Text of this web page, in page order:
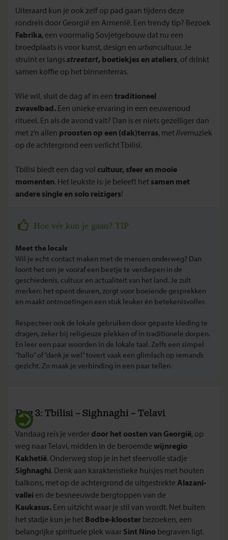
Uiteraard kun je ook zelf op pad gaan tijdens deze
rondreis door Georgië en Armenië. Een trendy tip? Bezoek
Fabrika, een voormalig Sovjetgebouw dat nu een
broedplaats is voor kunst, design en urbancultuur. Je
struint er langsstreetart, boetiekjes en ateliers, of drinkt
samen koffie op het binnenterras.
Wie wil, sluit de dag af in een traditioneel
zwavelbad. Een unieke ervaring in een eeuwenoud
ritueel. En als de avond valt? Dan is er niets gezelliger dan
met z’n allen proosten op een (dak)terras, met livemuziek
op de achtergrond een verlicht Tbilisi.
Tbilisi biedt een dag vol cultuur, sfeer en mooie
momenten. Het leukste is: je beleeft het samen met
andere single en solo reizigers!
Hoe vér kun je gaan? TIP
Meet the locals
Wil je echt contact maken met de mensen onderweg? Dan
loont het om je vooraf een beetje te verdiepen in de
geschiedenis, cultuur en actualiteit van het land. Je zult
merken: het opent deuren, zorgt voor boeiende gesprekken
en maakt ontmoetingen een stuk leuker én betekenisvoller.
Respecteer ook de lokale gebruiken door gepaste kleding te
dragen, zeker bij religieuze plekken of in traditionele dorpen.
En leer een paar woorden in de lokale taal. Zelfs een simpel
“hallo” of “dank je wel” tovert vaak een glimlach op iemands
gezicht. Zo maak je verbinding in een paar tellen.
Dag 3: Tbilisi – Sighnaghi – Telavi
Vandaag reis je verder door het oosten van Georgië, op
weg naar Telavi, midden in de beroemde wijnregio
Kakhetië. Onderweg stop je in het sfeervolle stadje
Sighnaghi. Denk aan karakteristieke huisjes met houten
balkons, met op de achtergrond de uitgestrekte Alazani-
vallei en de besneeuwde bergtoppen van de
Kaukasus. Een uitzicht waar je stil van wordt. Net buiten
het stadje kun je het Bodbe-klooster bezoeken, een
belangrijke spirituele plek waar Sint Nino begraven ligt.